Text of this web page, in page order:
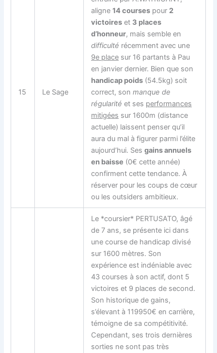
15 Le Sage
aligne14 courses pour 2
victoires et 3 places
d’honneur, mais semble en
difficulté récemment avec une
9e place sur 16 partants à Pau
en janvier dernier. Bien que son
handicap poids (54.5kg) soit
correct, sonmanque de
régularité et ses performances
mitigées sur 1600m (distance
actuelle) laissent penser qu’il
aura du mal à figurer parmi l’élite
aujourd’hui. Sesgains annuels
en baisse (0€ cette année)
confirment cette tendance. À
réserver pour les coups de cœur
ou les outsiders ambitieux.
Le *coursier* PERTUSATO, âgé
de 7 ans, se présente ici dans
une course de handicap divisé
sur 1600 mètres. Son
expérience est indéniable avec
43 courses à son actif, dont 5
victoires et 9 places de second.
Son historique de gains,
s’élevant à 119950€ en carrière,
témoigne de sa compétitivité.
Cependant, ses trois dernières
sorties ne sont pas très